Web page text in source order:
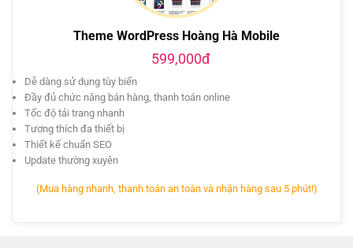
Theme WordPress Hoàng Hà Mobile
599,000đ
Dễ dàng sử dụng tùy biến
Đầy đủ chức năng bán hàng, thanh toán online
Tốc độ tải trang nhanh
Tương thích đa thiết bị
Thiết kế chuẩn SEO
Update thường xuyên
(Mua hàng nhanh, thanh toán an toàn và nhận hàng sau 5 phút!)